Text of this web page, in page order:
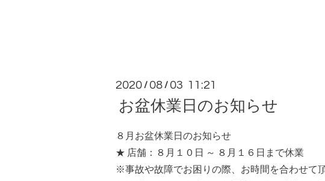
2020 / 08 / 03 11:21
お盆休業日のお知らせ
８月お盆休業日のお知らせ
★ 店舗：８月１０日 ～ ８月１６日まで休業
※事故や故障でお困りの際、お時間を合わせて